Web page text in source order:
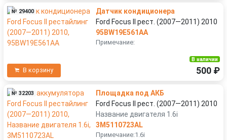
№ 29400
Датчик кондиционера
Ford Focus II рест. (2007—2011) 2010
95BW19E561AA
Примечание:
В корзину
В наличии
500 ₽
№ 32203
Площадка под АКБ
Ford Focus II рест. (2007—2011) 2010
Название двигателя 1.6i
3M5110723AL
Примечание:1.6i